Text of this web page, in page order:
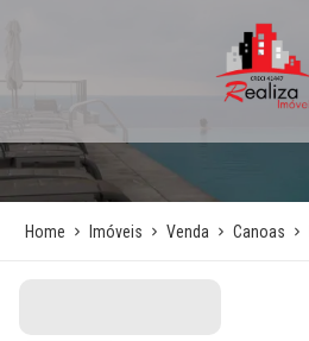
Home Imóveis Venda Canoas